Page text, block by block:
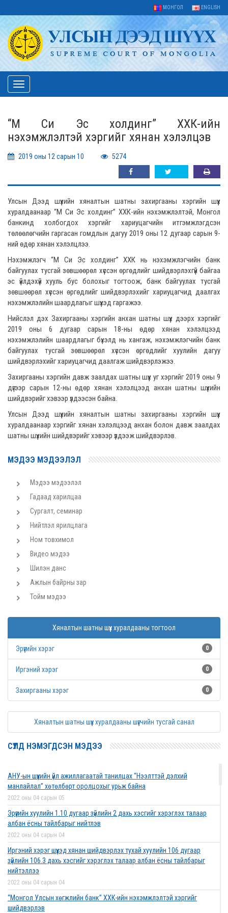
МОНГОЛ ENGLISH
Toggle
navigation
“М Си Эс холдинг” ХХК-ийн
нэхэмжлэлтэй хэргийг хянан хэлэлцэв
2019 оны 12 сарын 10 5274
Улсын Дээд шүүхийн хяналтын шатны захиргааны хэргийн шүүх
хуралдаанаар “М Си Эс холдинг” ХХК-ийн нэхэмжлэлтэй, Монгол
банкинд холбогдох хэргийг хариуцагчийн итгэмжлэгдсэн
төлөөлөгчийн гаргасан гомдлын дагуу 2019 оны 12 дугаар сарын 9-
ний өдөр хянан хэлэлцлээ.
Нэхэмжлэгч “М Си Эс холдинг” ХХК нь нэхэмжлэгчийн банк
байгуулах тусгай зөвшөөрөл хүссэн өргөдлийг шийдвэрлэхгүй байгаа
эс үйлдэхүй хууль бус болохыг тогтоож, банк байгуулах тусгай
зөвшөөрөл хүссэн өргөдлийг шийдвэрлэхийг хариуцагчид даалгах
нэхэмжлэлийн шаардлагыг шүүхэд гаргажээ.
Нийслэл дэх Захиргааны хэргийн анхан шатны шүүх дээрх хэргийг
2019 оны 6 дугаар сарын 18-ны өдөр хянан хэлэлцээд
нэхэмжлэлийн шаардлагыг бүхэлд нь хангаж, нэхэмжлэгчийн банк
байгуулах тусгай зөвшөөрөл хүссэн өргөдлийг хуулийн дагуу
шийдвэрлэхийг хариуцагчид даалгаж шийдвэрлэжээ.
Захиргааны хэргийн давж заалдах шатны шүүх уг хэргийг 2019 оны 9
дүгээр сарын 12-ны өдөр хянан хэлэлцээд анхан шатны шүүхийн
шийдвэрийг хэвээр үлдээсэн байна.
Улсын Дээд шүүхийн хяналтын шатны захиргааны хэргийн шүүх
хуралдаанаар хэргийг хянан хэлэлцээд анхан болон давж заалдах
шатны шүүхийн шийдвэрийг хэвээр үлдээж шийдвэрлэв.
МЭДЭЭ МЭДЭЭЛЭЛ
Мэдээ мэдээлэл
Гадаад харилцаа
Сургалт, семинар
Нийтлэл ярилцлага
Ном товхимол
Видео мэдээ
Шилэн данс
Ажлын байрны зар
Тойм мэдээ
Хяналтын шатны шүүх хуралдааны тогтоол
Эрүүгийн хэрэг 0
Иргэний хэрэг 0
Захиргааны хэрэг 0
Хяналтын шатны шүүх хуралдааны шүүгчийн тусгай санал
СҮҮЛД НЭМЭГДСЭН МЭДЭЭ
АНУ-ын шүүхийн үйл ажиллагаатай танилцах “Нээлттэй дэлхий
манлайлал” хөтөлбөрт оролцохыг урьж байна
2022 оны 04 сарын 05
Эрүүгийн хуулийн 1.10 дугаар зүйлийн 2 дахь хэсгийг хэрэглэх талаар
албан ёсны тайлбарыг нийтлэв
2022 оны 04 сарын 04
Иргэний хэрэг шүүхэд хянан шийдвэрлэх тухай хуулийн 106 дугаар
зүйлийн 106.3 дахь хэсгийг хэрэглэх талаар албан ёсны тайлбарыг
нийтэллээ
2022 оны 04 сарын 04
“Монгол Улсын хөгжлийн банк” ХХК-ийн нэхэмжлэлтэй хэргийг
шийдвэрлэв